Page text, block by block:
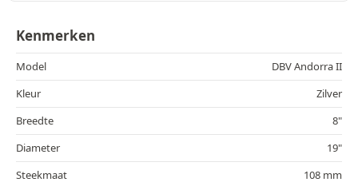
Kenmerken
Model
DBV Andorra II
Kleur
Zilver
Breedte
8"
Diameter
19"
Steekmaat
108 mm